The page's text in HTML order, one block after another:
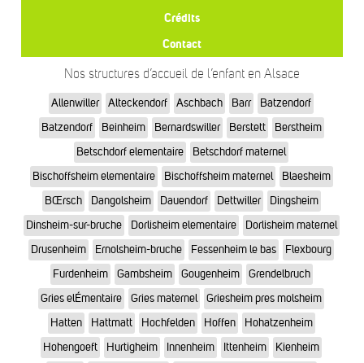
Crédits
Contact
Nos structures d’accueil de l’enfant en Alsace
Allenwiller Alteckendorf Aschbach Barr
Batzendorf
Batzendorf
Beinheim Bernardswiller Berstett
Berstheim
Betschdorf elementaire
Betschdorf maternel
Bischoffsheim elementaire
Bischoffsheim maternel
Blaesheim
BŒrsch
Dangolsheim Dauendorf Dettwiller
Dingsheim
Dinsheim-sur-bruche
Dorlisheim elementaire
Dorlisheim maternel
Drusenheim
Ernolsheim-bruche Fessenheim le bas
Flexbourg
Furdenheim
Gambsheim Gougenheim
Grendelbruch
Gries elÉmentaire
Gries maternel
Griesheim pres molsheim
Hatten
Hattmatt Hochfelden Hoffen
Hohatzenheim
Hohengoeft
Hurtigheim Innenheim Ittenheim
Kienheim